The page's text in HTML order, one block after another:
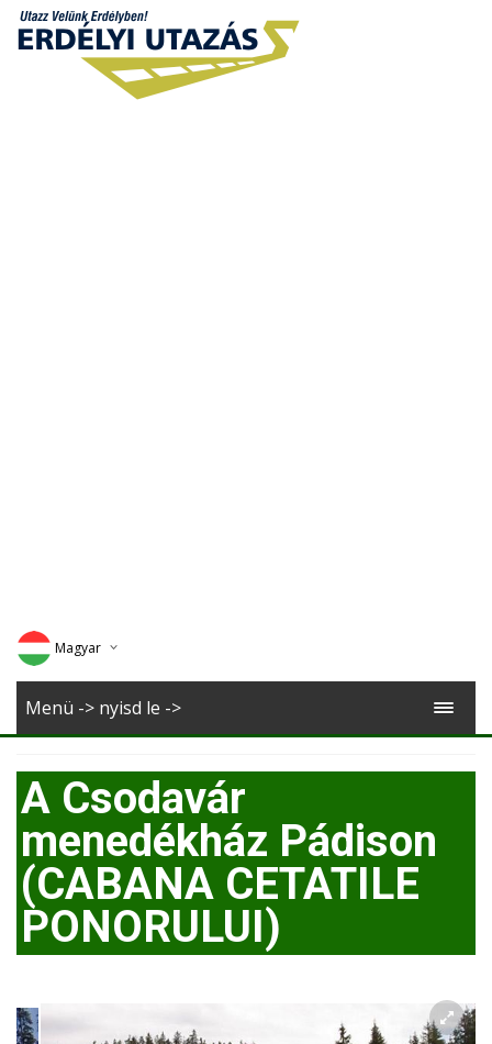
Magyar
Deutsch
Romana
Menü -> nyisd le ->
A Csodavár
menedékház Pádison
(CABANA CETATILE
PONORULUI)